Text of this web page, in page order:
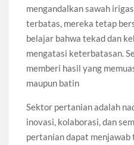
mengandalkan sawah
terbatas, mereka tetap
belajar bahwa tekad dan
mengatasi keterbatasan.
memberi hasil yang
maupun batin
Sektor pertanian adalah
inovasi, kolaborasi, dan
pertanian dapat menjawab